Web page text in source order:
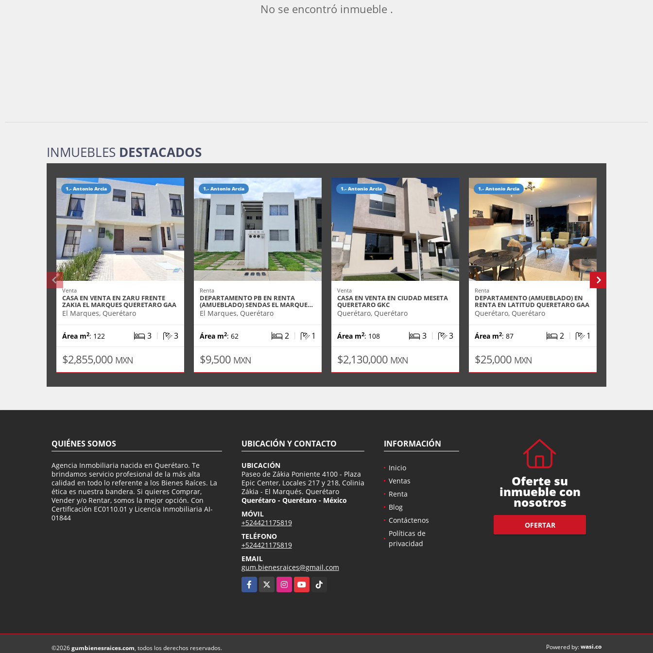
No se encontró inmueble .
INMUEBLES DESTACADOS
1.- Antonio Arcia
Venta
CASA EN VENTA EN ZARU FRENTE
ZAKIA EL MARQUES QUERETARO GAA
El Marques, Querétaro
Área m2: 122 3 | 3
$2,855,000 MXN
1.- Antonio Arcia
Renta
DEPARTAMENTO PB EN RENTA
(AMUEBLADO) SENDAS EL MARQUE…
El Marques, Querétaro
Área m2: 62 2 | 1
$9,500 MXN
1.- Antonio Arcia
Venta
CASA EN VENTA EN CIUDAD MESETA
QUERETARO GKC
Querétaro, Querétaro
Área m2: 108 3 | 3
$2,130,000 MXN
1.- Antonio Arcia
Renta
DEPARTAMENTO (AMUEBLADO) EN
RENTA EN LATITUD QUERETARO GAA
Querétaro, Querétaro
Área m2: 87 2 | 1
$25,000 MXN
QUIÉNES SOMOS
Agencia Inmobiliaria nacida en Querétaro. Te
brindamos servicio profesional de la más alta
calidad en todo lo referente a los Bienes Raíces. La
ética es nuestra bandera. Si quieres Comprar,
Vender y/o Rentar, somos la mejor opción. Con
Certificación EC0110.01 y Licencia Inmobiliaria AI-
01844
UBICACIÓN Y CONTACTO
UBICACIÓN
Paseo de Zákia Poniente 4100 - Plaza
Epic Center, Locales 217 y 218, Colinia
Zákia - El Marqués. Querétaro
Querétaro - Querétaro - México
MÓVIL
+524421175819
TELÉFONO
+524421175819
EMAIL
gum.bienesraices@gmail.com
Facebook
InstagramYouTubeTikTok
INFORMACIÓN
Inicio
Ventas
Renta
Blog
Contáctenos
Políticas de
privacidad
Oferte su
inmueble con
nosotros
OFERTAR
©2026gumbienesraices.com, todos los derechos reservados. Powered by:wasi.co